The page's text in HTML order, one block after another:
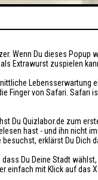
Wenn Du dieses
Extrawurst zuspielen
Lebensserwartung
Finger von Safari. Safari
Du Quizlabor.de zum
hast - und ihn nicht
besuchst, erklärst Du Dich
dass Du Deine Stadt
einfach mit Klick auf das